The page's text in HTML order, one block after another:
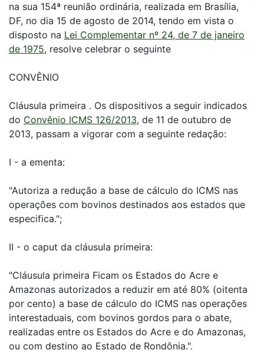
na sua 154ª reunião ordinária, realizada em Brasília,
DF, no dia 15 de agosto de 2014, tendo em vista o
disposto na Lei Complementar nº 24, de 7 de janeiro
de 1975, resolve celebrar o seguinte
CONVÊNIO
Cláusula primeira . Os dispositivos a seguir indicados
do Convênio ICMS 126/2013, de 11 de outubro de
2013, passam a vigorar com a seguinte redação:
I - a ementa:
"Autoriza a redução a base de cálculo do ICMS nas
operações com bovinos destinados aos estados que
especifica.";
II - o caput da cláusula primeira:
"Cláusula primeira Ficam os Estados do Acre e
Amazonas autorizados a reduzir em até 80% (oitenta
por cento) a base de cálculo do ICMS nas operações
interestaduais, com bovinos gordos para o abate,
realizadas entre os Estados do Acre e do Amazonas,
ou com destino ao Estado de Rondônia.".